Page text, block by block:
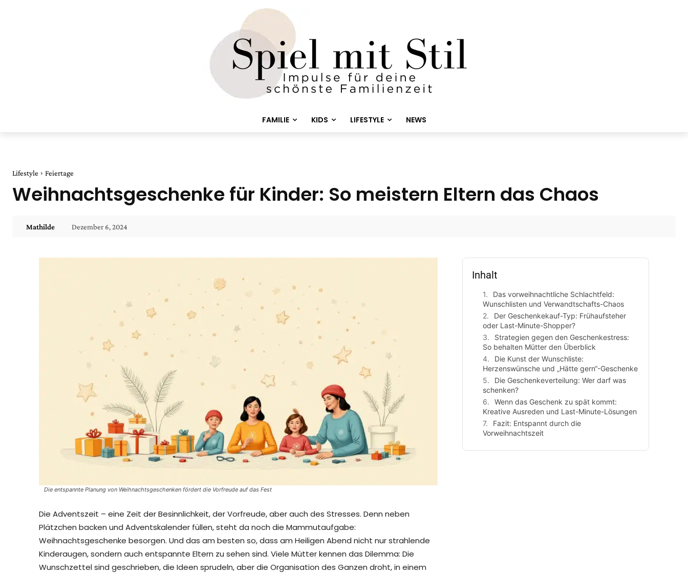
FAMILIE KIDS LIFESTYLE NEWS
Lifestyle Feiertage
Weihnachtsgeschenke für Kinder: So meistern Eltern das Chaos
Mathilde Dezember 6, 2024
Die entspannte Planung von Weihnachtsgeschenken fördert die Vorfreude auf das Fest
Die Adventszeit – eine Zeit der Besinnlichkeit, der Vorfreude, aber auch des Stresses. Denn neben
Plätzchen backen und Adventskalender füllen, steht da noch die Mammutaufgabe:
Weihnachtsgeschenke besorgen. Und das am besten so, dass am Heiligen Abend nicht nur strahlende
Kinderaugen, sondern auch entspannte Eltern zu sehen sind. Viele Mütter kennen das Dilemma: Die
Wunschzettel sind geschrieben, die Ideen sprudeln, aber die Organisation des Ganzen droht, in einem
Inhalt
Das vorweihnachtliche Schlachtfeld:
Wunschlisten und Verwandtschafts-Chaos
Der Geschenkekauf-Typ: Frühaufsteher
oder Last-Minute-Shopper?
Strategien gegen den Geschenkestress:
So behalten Mütter den Überblick
Die Kunst der Wunschliste:
Herzenswünsche und „Hätte gern“-Geschenke
Die Geschenkeverteilung: Wer darf was
schenken?
Wenn das Geschenk zu spät kommt:
Kreative Ausreden und Last-Minute-Lösungen
Fazit: Entspannt durch die
Vorweihnachtszeit